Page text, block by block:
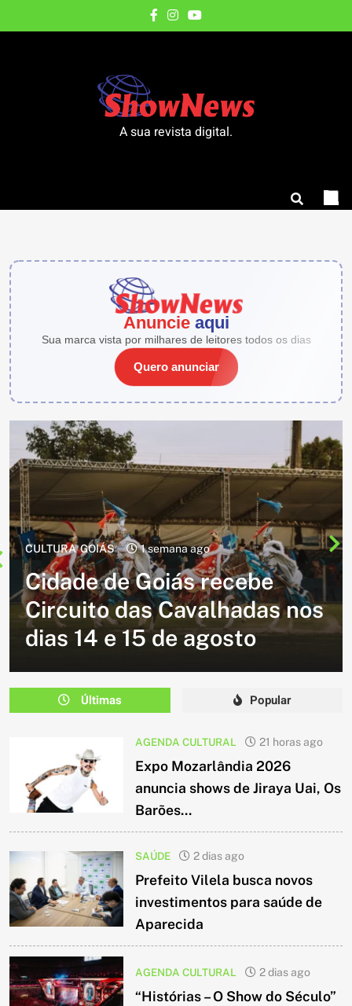
to
A sua revista digital.
Anuncie aqui
Sua marca vista por milhares de leitores todos os dias
Quero anunciar
CULTURA 2 semanas ago
Cavalgada do Batom está de
volta e promete reunir
milhares de participantes
em Caldazinha
Últimas Popular
AGENDA CULTURAL 21 horas ago
Expo Mozarlândia 2026
anuncia shows de Jiraya Uai, Os
Barões...
SAÚDE 2 dias ago
Prefeito Vilela busca novos
investimentos para saúde de
Aparecida
AGENDA CULTURAL 2 dias ago
“Histórias – O Show do Século”